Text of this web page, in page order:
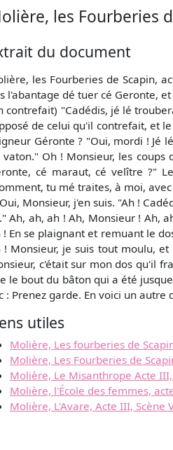
les Fourberies
du document
les Fourberies de Scapin,
l'abantage dé tuer cé Geronte,
contrefait) "Cadédis, jé lé
de celui qu'il contrefait, et
Géronte ? "Oui, mordi ! Jé
vaton." Oh ! Monsieur, les
cé maraut, cé velître ?"
tu mé traites, à moi,
Monsieur, j'en suis. "Ah !
Ah, ah, ah ! Ah, Monsieur ! Ah,
! En se plaignant et remuant le
! Monsieur, je suis tout moulu, et
c'était sur mon dos qu'il
le bout du bâton qui a été
: Prenez garde. En voici un
utiles
Molière, Les fourberies de
Molière, Les Fourberies de
Molière, Le Misanthrope Acte
Molière, l'École des femmes,
Molière, L'Avare, Acte III, Scène